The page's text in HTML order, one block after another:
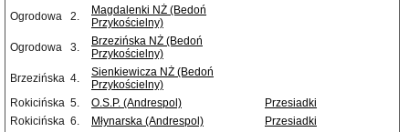
Ogrodowa
2.
Magdalenki NŻ (Bedoń
Przykościelny)
Ogrodowa
3.
Brzezińska NŻ (Bedoń
Przykościelny)
Brzezińska 4.
Sienkiewicza NŻ (Bedoń
Przykościelny)
Rokicińska 5. O.S.P. (Andrespol)
Przesiadki
Rokicińska 6. Młynarska (Andrespol)
Przesiadki